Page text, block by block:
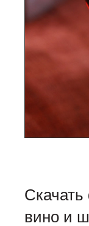
Скачать
вино и